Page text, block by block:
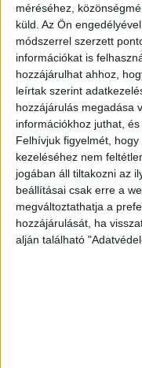
méréséhez,
küld. Az Ön
módszerrel szerzett
információkat is
hozzájárulhat ahhoz,
leírtak szerint
hozzájárulás megadása
információkhoz juthat,
Felhívjuk figyelmét,
kezeléséhez nem
jogában áll tiltakozni az
beállításai csak erre a
megváltoztathatja a
hozzájárulását, ha
alján található
Meghalt a
Tizenkilenc éves
Vendel, a Dág
röplabdajátékosa.
közösségi
tragikus
legfrissebb híreit
Facebookon már
minket.